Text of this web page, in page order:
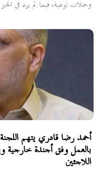
وحملات توعية، فيما لم يرد في
أحمد رضا قادري يتهم
بالعمل وفق أجندة خارجية
اللاجئين